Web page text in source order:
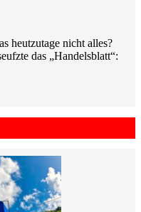
heutzutage nicht alles?
das „Handelsblatt“: